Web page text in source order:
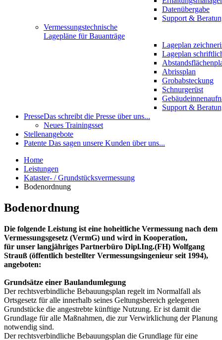
Datenübergabe
Support &
Vermessungstechnische
Lagepläne für Bauanträge
Lageplan
Lageplan
Abrissplan
Grobabsteckung
Schnurgerüst
Support &
PresseDas schreibt die Presse über uns...
Neues Trainingsset
Stellenangebote
Patente Das sagen unsere Kunden über uns...
Home
Leistungen
Kataster- / Grundstücksvermessung
Bodenordnung
Bodenordnung
Die folgende Leistung ist eine hoheitliche Vermessung nach dem
Vermessungsgesetz (VermG) und wird in Kooperation,
für unser langjähriges Partnerbüro Dipl.Ing.(FH) Wolfgang
Strauß (öffentlich bestellter Vermessungsingenieur seit 1994),
angeboten:
Grundsätze einer Baulandumlegung
Der rechtsverbindliche Bebauungsplan regelt im Normalfall als
Ortsgesetz für alle innerhalb seines Geltungsbereich gelegenen
Grundstücke die angestrebte künftige Nutzung. Er ist damit die
Grundlage für alle Maßnahmen, die zur Verwirklichung der Planung
notwendig sind.
Der rechtsverbindliche Bebauungsplan die Grundlage für eine